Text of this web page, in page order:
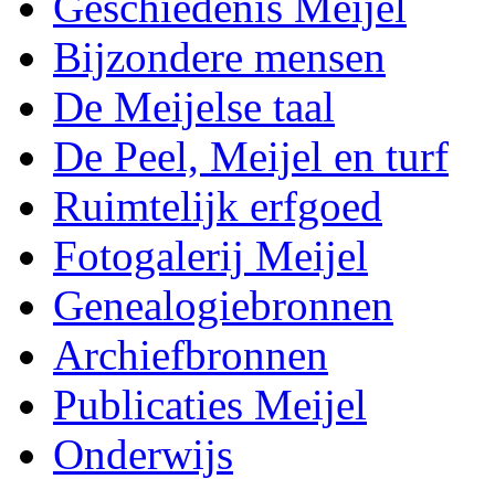
Bijzondere mensen
De Meijelse taal
De Peel, Meijel en turf
Ruimtelijk erfgoed
Fotogalerij Meijel
Genealogiebronnen
Archiefbronnen
Publicaties Meijel
Onderwijs